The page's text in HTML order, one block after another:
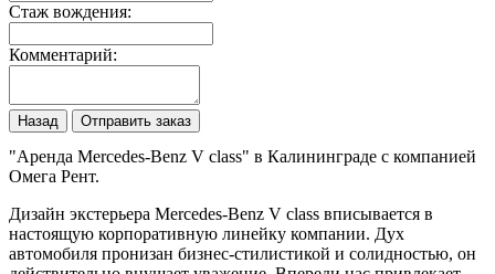
Стаж вождения:
Комментарий:
Назад Отправить заказ
"Аренда Mercedes-Benz V class" в Калининграде с компанией
Омега Рент.
Дизайн экстерьера Mercedes-Benz V class вписывается в
настоящую корпоративную линейку компании. Дух
автомобиля пронизан бизнес-стилистикой и солидностью, он